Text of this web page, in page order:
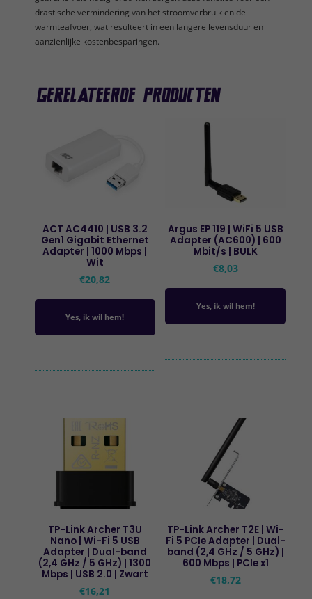
drastische vermindering van het stroomverbruik en de
warmteafvoer, wat resulteert in een langere levensduur en
aanzienlijke kostenbesparingen.
Gerelateerde producten
ACT AC4410 | USB 3.2
Gen1 Gigabit Ethernet
Adapter | 1000 Mbps |
Wit
€20,82
Yes, ik wil hem!
Argus EP 119 | WiFi 5 USB
Adapter (AC600) | 600
Mbit/s | BULK
€8,03
Yes, ik wil hem!
TP-Link Archer T3U
Nano | Wi-Fi 5 USB
Adapter | Dual-band
(2,4 GHz / 5 GHz) | 1300
Mbps | USB 2.0 | Zwart
€16,21
TP-Link Archer T2E | Wi-
Fi 5 PCIe Adapter | Dual-
band (2,4 GHz / 5 GHz) |
600 Mbps | PCIe x1
€18,72